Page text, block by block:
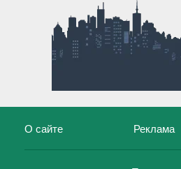
О сайте Реклама